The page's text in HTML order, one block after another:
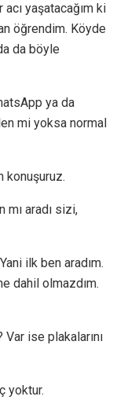
acı yaşatacağım ki
öğrendim. Köyde
da böyle
ya da
mi yoksa normal
konuşuruz.
mı aradı sizi,
ilk ben aradım.
dahil olmazdım.
Var ise plakalarını
yoktur.